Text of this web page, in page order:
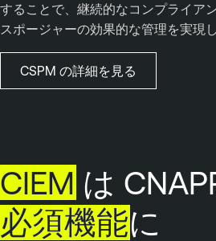
することで、継続的なコンプライア
スポージャーの効果的な管理を実現し
CSPM の詳細を見る
CIEM は
必須機能に